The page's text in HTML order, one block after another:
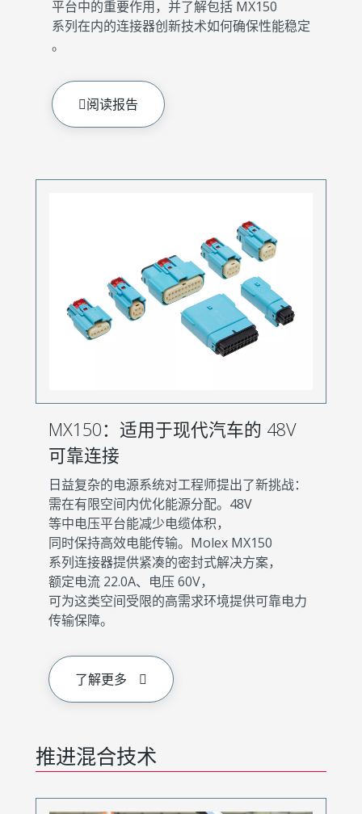
平台中的重要作用，并了解包括 MX150
系列在内的连接器创新技术如何确保性能稳定
。
阅读报告
MX150：适用于现代汽车的 48V
可靠连接
日益复杂的电源系统对工程师提出了新挑战：
需在有限空间内优化能源分配。48V
等中电压平台能减少电缆体积，
同时保持高效电能传输。Molex MX150
系列连接器提供紧凑的密封式解决方案，
额定电流 22.0A、电压 60V，
可为这类空间受限的高需求环境提供可靠电力
传输保障。
了解更多
推进混合技术